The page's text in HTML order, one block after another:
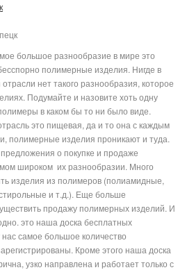
большое разнообразие в мире это
полимерные изделия. Нигде в
нет такого разнообразия, которое
Подумайте и назовите хоть одну
в каком бы то ни было виде.
это пищевая, да и то она с каждым
полимерные изделия проникают и туда.
о покупке и продаже
широком их разнообразии. Много
изделия из полимеров (полиамидные,
и т.д.). Еще больше
продажу полимерных изделий. И
это наша доска бесплатных
самое большое количество
Кроме этого наша доска
узко направлена и работает только с